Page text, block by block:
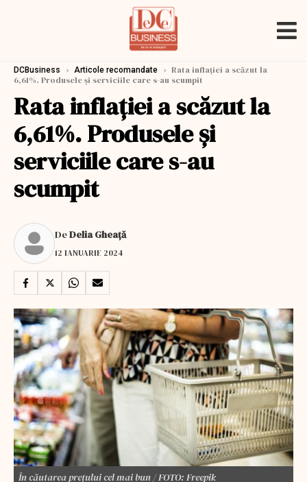
DCBusiness › Articole recomandate › Rata inflaţiei a scăzut la
6,61%. Produsele și serviciile care s-au scumpit
Rata inflaţiei a scăzut la
6,61%. Produsele și
serviciile care s-au
scumpit
DeDelia Gheață
12 IANUARIE 2024
În căutarea prețului cel mai bun / FOTO: Freepik